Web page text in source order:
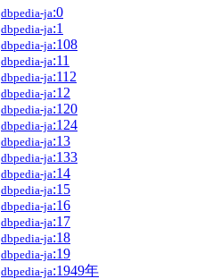
dbpedia-ja:0
dbpedia-ja:1
dbpedia-ja:108
dbpedia-ja:11
dbpedia-ja:112
dbpedia-ja:12
dbpedia-ja:120
dbpedia-ja:124
dbpedia-ja:13
dbpedia-ja:133
dbpedia-ja:14
dbpedia-ja:15
dbpedia-ja:16
dbpedia-ja:17
dbpedia-ja:18
dbpedia-ja:19
dbpedia-ja:1949年